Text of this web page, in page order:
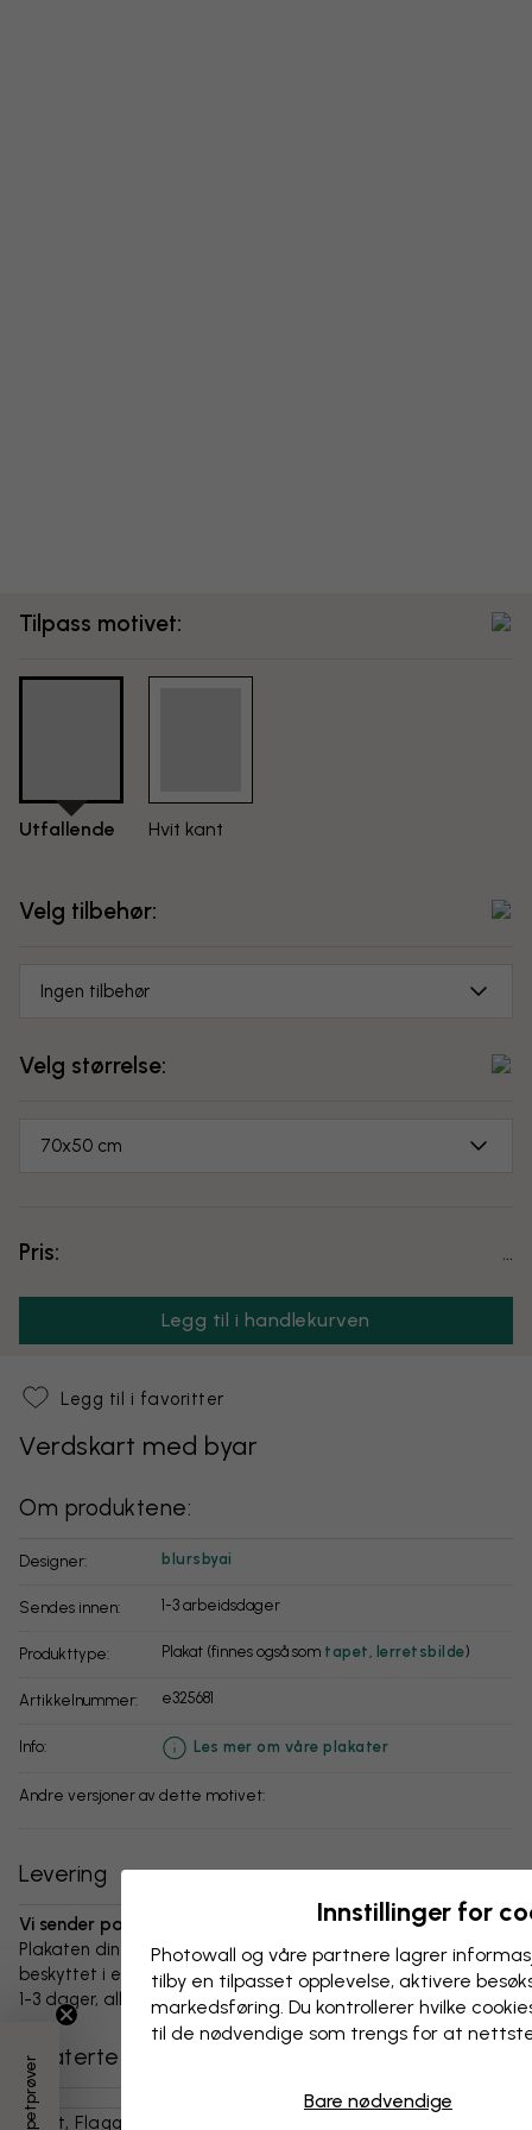
Tilpass motivet:
Utfallende Hvit kant
Velg tilbehør:
Ingen tilbehør
Velg størrelse:
70x50 cm
Pris:
Legg til i handlekurven
Legg til i favoritter
Verdskart med byar
Om produktene:
Designer: blursbyai
Sendes innen: 1-3 arbeidsdager
Produkttype: Plakat (finnes også som tapet lerretsbilde)
Artikkelnummer: e325681
info: Les mer om våre plakater
Andre versjoner av dette motivet:
Levering
Vi sender pakken innen 1-3 dager:
Plakaten din og alt tilbehør er nøye pakket og levert
beskyttet i en slitesterk bølgepappboks. Pakken sendes innen
1-3 dager, alltid med fri frakt.
Relaterte kategorier
Kart, Flagg Og Steder
Innstillinger for
Photowall og våre partnere lagrer
tilby en tilpasset opplevelse, aktivere
markedsføring. Du kontrollerer hvilke
til de nødvendige som trengs for at
Bare nødvendige